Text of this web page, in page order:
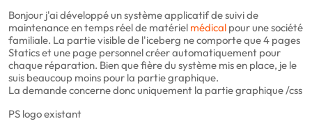
Bonjour j'ai développé un système applicatif de suivi de
maintenance en temps réel de matériel médical pour une société
familiale. La partie visible de l'iceberg ne comporte que 4 pages
Statics et une page personnel créer automatiquement pour
chaque réparation. Bien que fière du système mis en place, je le
suis beaucoup moins pour la partie graphique.
La demande concerne donc uniquement la partie graphique /css
PS logo existant